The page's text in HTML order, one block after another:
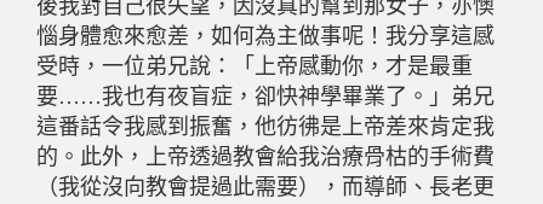
後我對自己很失望，因沒真的幫到那女子，亦懊
惱身體愈來愈差，如何為主做事呢！我分享這感
受時，一位弟兄說：「上帝感動你，才是最重
要……我也有夜盲症，卻快神學畢業了。」弟兄
這番話令我感到振奮，他彷彿是上帝差來肯定我
的。此外，上帝透過教會給我治療骨枯的手術費
（我從沒向教會提過此需要），而導師、長老更